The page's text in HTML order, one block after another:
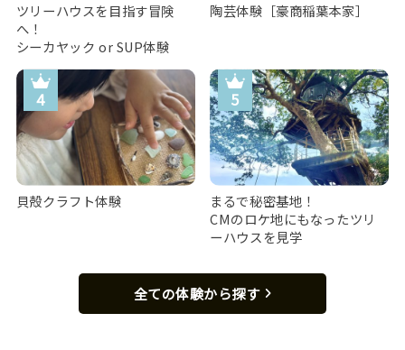
ツリーハウスを目指す冒険
へ！
シーカヤック or SUP体験
陶芸体験［豪商稲葉本家］
貝殻クラフト体験
まるで秘密基地！
CMのロケ地にもなったツリ
ーハウスを見学
全ての体験から探す